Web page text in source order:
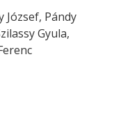
József, Pándy
Gyula,